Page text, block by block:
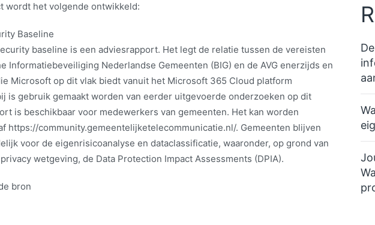
wordt het volgende ontwikkeld:
Baseline
baseline is een adviesrapport. Het legt de relatie tussen de vereisten
Informatiebeveiliging Nederlandse Gemeenten (BIG) en de AVG enerzijds en
Microsoft op dit vlak biedt vanuit het Microsoft 365 Cloud platform
is gebruik gemaakt worden van eerder uitgevoerde onderzoeken op dit
is beschikbaar voor medewerkers van gemeenten. Het kan worden
https://community.gemeentelijketelecommunicatie.nl/. Gemeenten blijven
voor de eigenrisicoanalyse en dataclassificatie, waaronder, op grond van
wetgeving, de Data Protection Impact Assessments (DPIA).
bron